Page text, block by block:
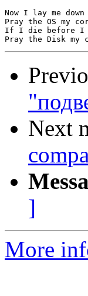
Now I lay me
Pray the OS my
If I die before I
Next
]
More